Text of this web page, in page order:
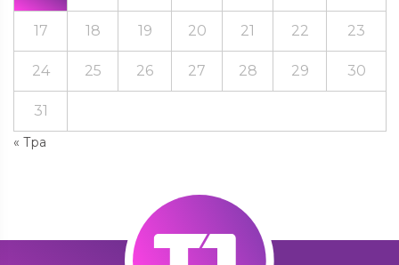
« Тра
17 18 19 20 21 22 23
24 25 26 27 28 29 30
31